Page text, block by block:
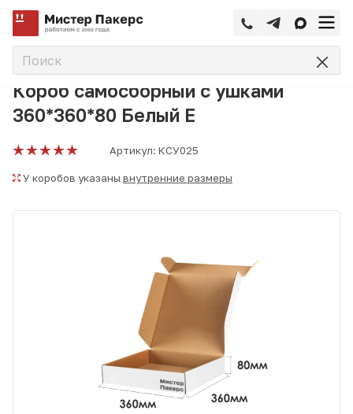
Главная
Короб самосборный с ушками
360*360*80 Белый Е
Артикул: КСУ025
У коробов указаны внутренние размеры